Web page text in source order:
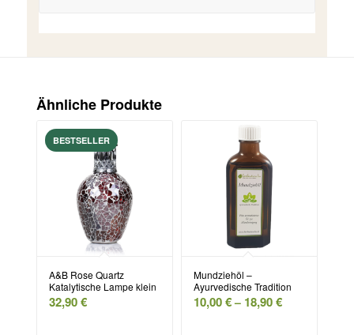
Ähnliche Produkte
A&B Rose Quartz
Katalytische Lampe klein
32,90€
Mundziehöl –
Ayurvedische Tradition
10,00€– 18,90€